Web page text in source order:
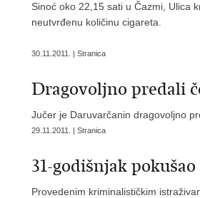
Sinoć oko 22,15 sati u Čazmi, Ulica
neutvrđenu količinu cigareta.
30.11.2011. | Stranica
Dragovoljno predali
Jučer je Daruvarčanin dragovoljno
29.11.2011. | Stranica
31-godišnjak
Provedenim kriminalističkim